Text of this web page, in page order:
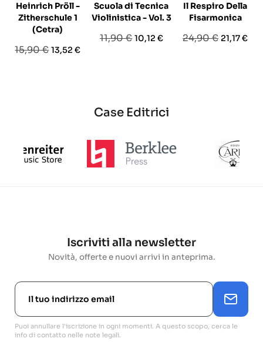
Heinrich Pröll -
Zitherschule 1
(Cetra)
Prezzo
15,90 €Prezzo
13,52 €
Scuola di Tecnica
Violinistica - Vol. 3
Prezzo
11,90 € Prezzo
10,12 €
Il Respiro Della
Fisarmonica
Prezzo
24,90 € Prezzo
21,17 €
Case Editrici
Iscriviti alla newsletter
Novità, offerte e nuovi arrivi in anteprima.
Puoi annullare l'iscrizione in ogni momenti. A questo scopo, cerca le
info di contatto nelle note legali.